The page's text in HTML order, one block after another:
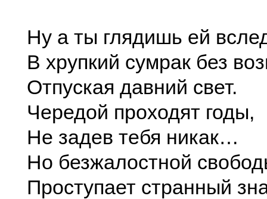
Ну а ты глядишь ей
В хрупкий сумрак без
Отпуская давний свет.
Чередой проходят годы,
Не задев тебя никак…
Но безжалостной
Проступает странный